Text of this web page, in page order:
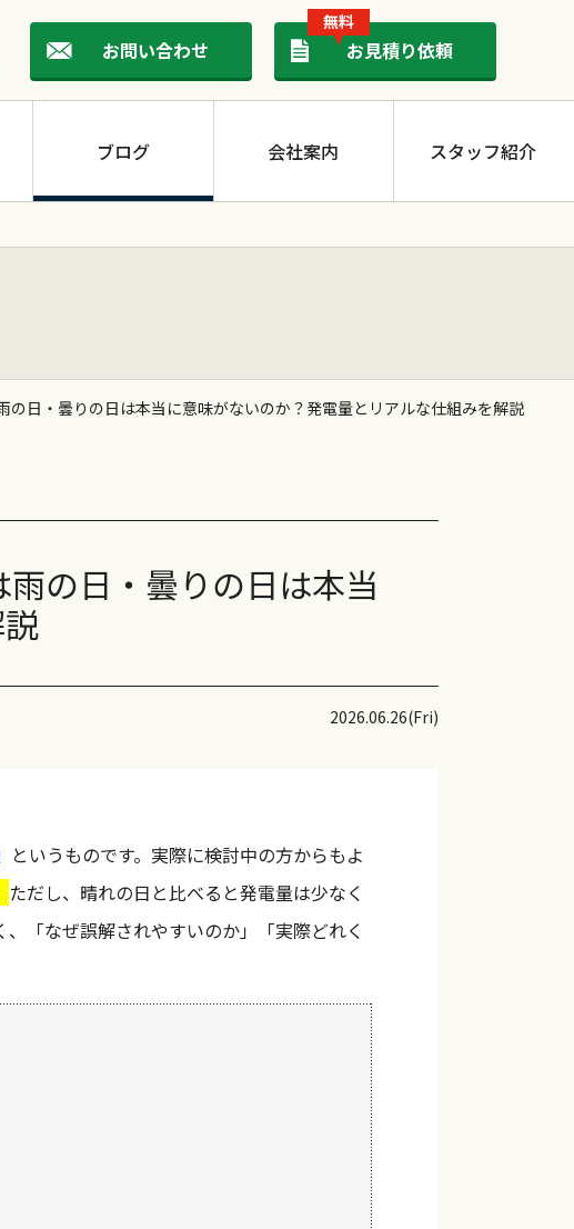
お問い合わせ
無料
お見積り依頼
390N11
CS6.2-48TM-465
CS6.2-36TM-350
オール電化・他
ートPVエボ
ン EVパワーステーション
ブログ 会社案内 スタッフ紹介
の日・曇りの日は本当に意味がないのか？発電量とリアルな仕組みを解説
の日・曇りの日は本当
2026.06.26(Fri)
というものです。実際に検討中の方からもよ
ただし、晴れの日と比べると発電量は少なく
「なぜ誤解されやすいのか」「実際どれく